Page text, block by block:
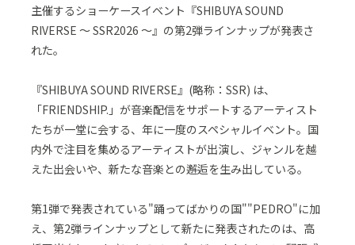
主催するショーケースイベント『SHIBUYA SOUND
RIVERSE ～ SSR2026 ～』の第2弾ラインナップが発表さ
れた。
『SHIBUYA SOUND RIVERSE』(略称：SSR) は、
「FRIENDSHIP.」が音楽配信をサポートするアーティスト
たちが一堂に会する、年に一度のスペシャルイベント。国
内外で注目を集めるアーティストが出演し、ジャンルを越
えた出会いや、新たな音楽との邂逅を生み出している。
第1弾で発表されている"踊ってばかりの国""PEDRO"に加
え、第2弾ラインナップとして新たに発表されたのは、高